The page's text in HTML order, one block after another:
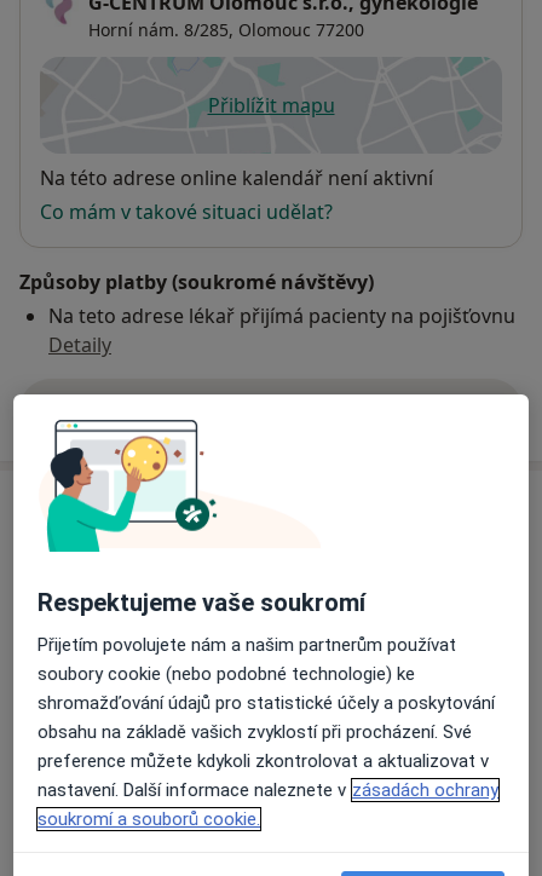
Horní nám. 8/285, Olomouc 77200
Přiblížit mapuse otevře v nové záložce
Dostupnost
Na této adrese online kalendář není aktivní
Co mám v takové situaci udělat?
Způsoby platby (soukromé návštěvy)
Na teto adrese lékař přijímá pacienty na pojišťovnu
Detaily
Názory
19 názorů
Recenze pacientů jsou pro nás důležité.
Specialisté nemají možnost zaplatit za
odstranění nebo změnu recenze pacienta.
Respektujeme vaše soukromí
Přijetím povolujete nám a našim partnerům používat
soubory cookie (nebo podobné technologie) ke
shromažďování údajů pro statistické účely a poskytování
obsahu na základě vašich zvyklostí při procházení. Své
preference můžete kdykoli zkontrolovat a aktualizovat v
nastavení. Další informace naleznete v zásadách ochrany
soukromí a souborů cookie.